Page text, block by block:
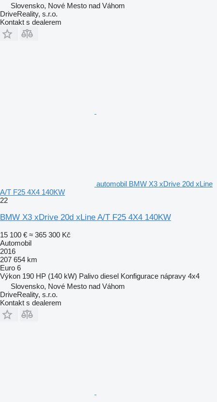
Slovensko, Nové Mesto nad Váhom
DriveReality, s.r.o.
Kontakt s dealerem
automobil BMW X3 xDrive 20d xLine
A/T F25 4X4 140KW
22
BMW X3 xDrive 20d xLine A/T F25 4X4 140KW
15 100 € ≈ 365 300 Kč
Automobil
2016
207 654 km
Euro 6
Výkon 190 HP (140 kW) Palivo diesel Konfigurace nápravy 4x4
Slovensko, Nové Mesto nad Váhom
DriveReality, s.r.o.
Kontakt s dealerem